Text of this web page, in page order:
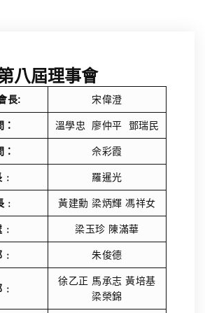
八屆理事會
長: 宋偉澄
溫學忠 廖仲平 鄧瑞民
佘彩霞
羅暹光
黃建勳 梁炳輝 馮祥女
梁玉珍 陳滿華
朱俊德
徐乙正 馬承志 黃培基
梁榮錦